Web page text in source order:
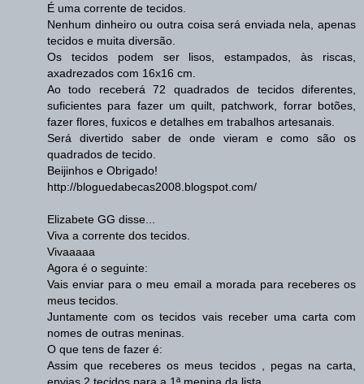
É uma corrente de tecidos.
Nenhum dinheiro ou outra coisa será enviada nela, apenas
tecidos e muita diversão.
Os tecidos podem ser lisos, estampados, às riscas,
axadrezados com 16x16 cm.
Ao todo receberá 72 quadrados de tecidos diferentes,
suficientes para fazer um quilt, patchwork, forrar botões,
fazer flores, fuxicos e detalhes em trabalhos artesanais.
Será divertido saber de onde vieram e como são os
quadrados de tecido.
Beijinhos e Obrigado!
http://bloguedabecas2008.blogspot.com/
Elizabete GG disse...
Viva a corrente dos tecidos.
Vivaaaaa
Agora é o seguinte:
Vais enviar para o meu email a morada para receberes os
meus tecidos.
Juntamente com os tecidos vais receber uma carta com
nomes de outras meninas.
O que tens de fazer é:
Assim que receberes os meus tecidos , pegas na carta,
envias 2 tecidos para a 1ª menina da lista.